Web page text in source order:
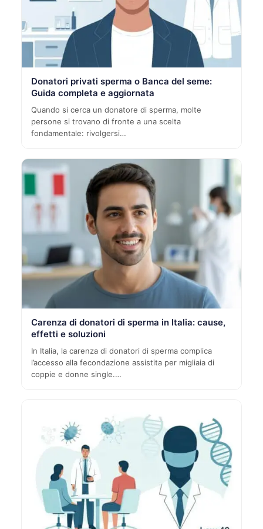
Donatori privati sperma o Banca del seme:
Guida completa e aggiornata
Quando si cerca un donatore di sperma, molte
persone si trovano di fronte a una scelta
fondamentale: rivolgersi…
Carenza di donatori di sperma in Italia: cause,
effetti e soluzioni
In Italia, la carenza di donatori di sperma complica
l’accesso alla fecondazione assistita per migliaia di
coppie e donne single.…